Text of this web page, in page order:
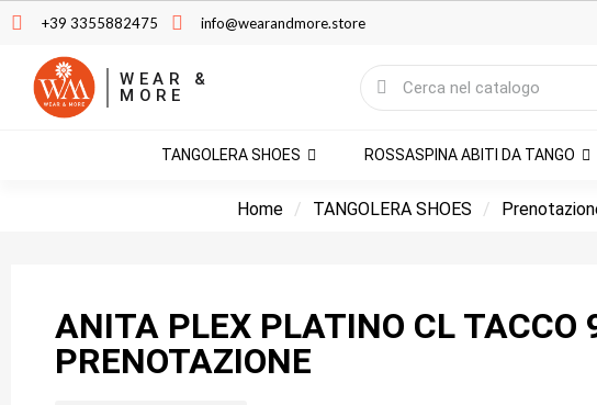
+39 3355882475 info@wearandmore.store
WEAR &
MORE
TANGOLERA SHOES ROSSASPINA ABITI DA TANGO
Home TANGOLERA SHOES
ANITA PLEX PLATINO CL TACCO
PRENOTAZIONE